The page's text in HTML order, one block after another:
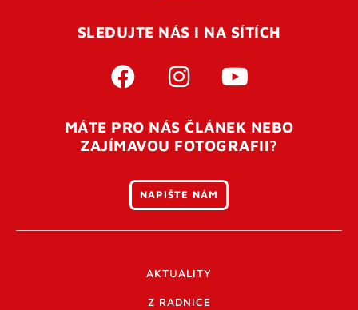
Pro úspěšné dokončení registrace je potřeba
vaší e-mailovouadresu. Po úspěšném odeslání
otevření tohoto odkazu se váš účet ověří a můžete se
přihlásit. Nezapomeňte zkontrolovat složku SPAM ve
SLEDUJTE NÁS I NA SÍTÍCH
MÁTE PRO NÁS ČLÁNEK NEBO
ZAJÍMAVOU FOTOGRAFII?
NAPIŠTE NÁM
AKTUALITY
Z RADNICE